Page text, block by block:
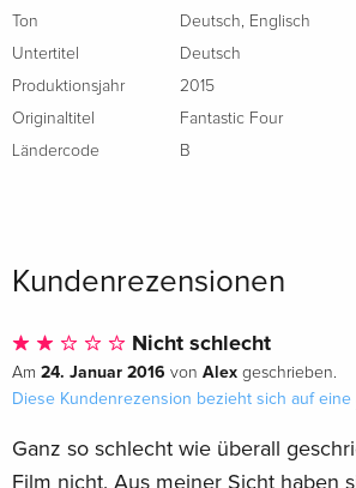
Ton
Deutsch, Englisch
Untertitel
Deutsch
Produktionsjahr
2015
Originaltitel
Fantastic Four
Ländercode
B
Kundenrezensionen
Nicht schlecht
Am 24. Januar 2016 von Alex geschrieben.
Diese Kundenrezension bezieht sich auf eine
Ganz so schlecht wie überall
Film nicht. Aus meiner Sicht haben